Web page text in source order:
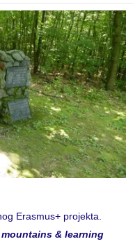
Erasmus+ projekta.
& learning